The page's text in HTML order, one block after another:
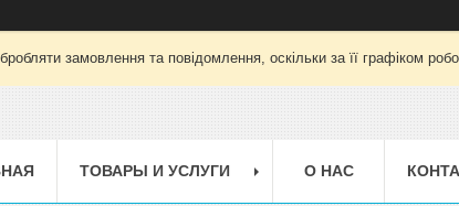
замовлення та повідомлення, оскільки за її графіком
ТОВАРЫ И УСЛУГИ О НАС